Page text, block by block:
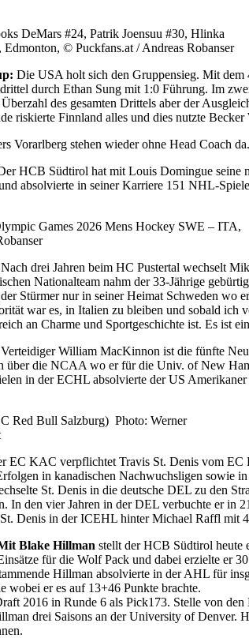
DeMars #24, Patrik Joensuu #30, Hlinka
© Puckfans.at / Andreas Robanser
Die USA holt sich den Gruppensieg. Mit
durch Ethan Sung mit 1:0 Führung. Im
des gesamten Drittels aber der
riskierte Finnland alles und dies nutzte Becker
Vorarlberg stehen wieder ohne Head Coach
HCB Südtirol hat mit Louis Domingue seine
absolvierte in seiner Karriere 151 NHL-
Games 2026 Mens Hockey SWE – ITA,
Nach drei Jahren beim HC Pustertal wechselt
Nationalteam nahm der 33-Jährige
Stürmer nur in seiner Heimat Schweden wo
war es, in Italien zu bleiben und sobald ich
an Charme und Sportgeschichte ist. Es ist
Verteidiger William MacKinnon ist die fünfte
über die NCAA wo er für die Univ. of New
in der ECHL absolvierte der US
Red Bull Salzburg) Photo: Werner
EC KAC verpflichtet Travis St. Denis vom EC
in kanadischen Nachwuchsligen sowie
St. Denis in die deutsche DEL zu den
In den vier Jahren in der DEL verbuchte er in
Denis in der ICEHL hinter Michael Raffl mit
Blake Hillman stellt der HCB Südtirol heute
für die Wolf Pack und dabei erzielte er
Hillman absolvierte in der AHL für
wobei er es auf 13+46 Punkte brachte.
2016 in Runde 6 als Pick173. Stelle von
drei Saisons an der University of